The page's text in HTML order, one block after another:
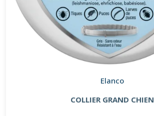
Elanco
COLLIER GRAND CHIEN